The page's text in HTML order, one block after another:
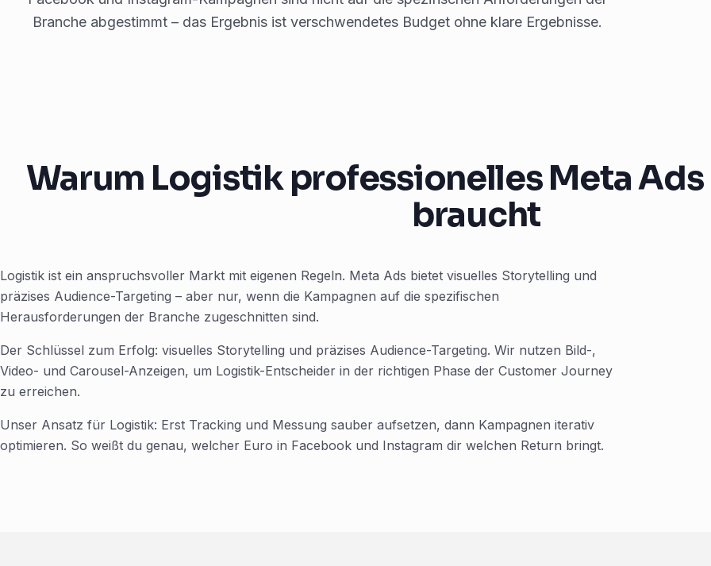
Branche abgestimmt – das Ergebnis ist verschwendetes Budget ohne klare Ergebnisse.
Warum Logistik professionelles Meta
braucht
Logistik ist ein anspruchsvoller Markt mit eigenen Regeln. Meta Ads bietet visuelles Storytelling und
präzises Audience-Targeting – aber nur, wenn die Kampagnen auf die spezifischen
Herausforderungen der Branche zugeschnitten sind.
Der Schlüssel zum Erfolg: visuelles Storytelling und präzises Audience-Targeting. Wir nutzen Bild-,
Video- und Carousel-Anzeigen, um Logistik-Entscheider in der richtigen Phase der Customer Journey
zu erreichen.
Unser Ansatz für Logistik: Erst Tracking und Messung sauber aufsetzen, dann Kampagnen iterativ
optimieren. So weißt du genau, welcher Euro in Facebook und Instagram dir welchen Return bringt.